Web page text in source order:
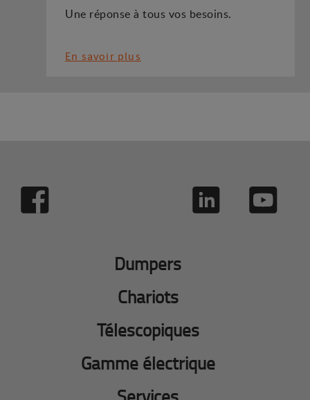
Une réponse à tous vos besoins.
En savoir plus
Dumpers
Chariots
Télescopiques
Gamme électrique